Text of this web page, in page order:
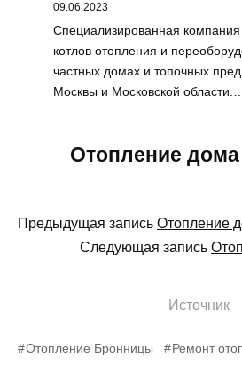
09.06.2023
Специализированная
котлов отопления и
частных домах и топочных
Москвы и Московской области.…
Отопление дома
Предыдущая запись Отопление
Следующая запись
Источник
Отопление Бронницы Ремонт